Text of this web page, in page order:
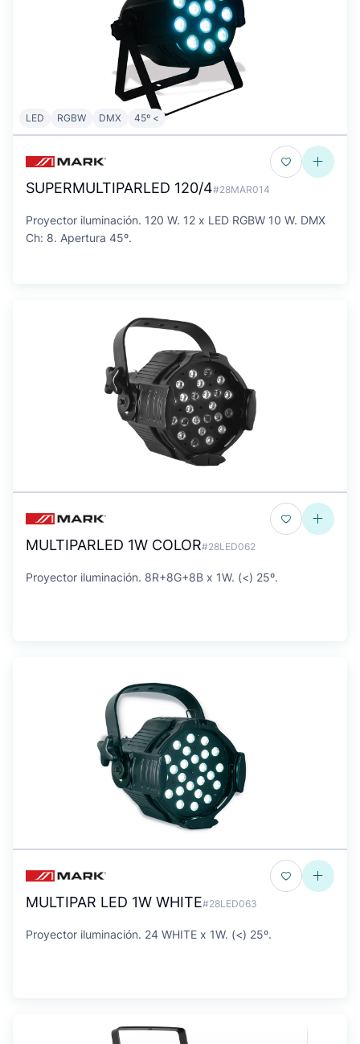
LED RGBW DMX 45º <
SUPERMULTIPARLED 120/4#28MAR014
Proyector iluminación. 120 W. 12 x LED RGBW 10 W. DMX
Ch: 8. Apertura 45º.
MULTIPARLED 1W COLOR#28LED062
Proyector iluminación. 8R+8G+8B x 1W. (<) 25º.
MULTIPAR LED 1W WHITE#28LED063
Proyector iluminación. 24 WHITE x 1W. (<) 25º.